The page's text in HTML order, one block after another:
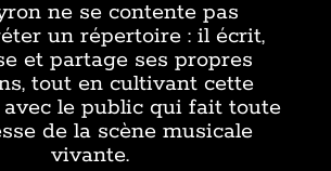
ne se contente pas
un répertoire : il écrit,
et partage ses propres
tout en cultivant cette
le public qui fait toute
de la scène musicale
vivante.